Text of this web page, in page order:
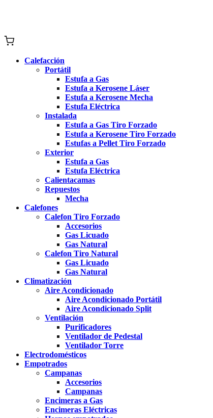
Calefacción
Portátil
Estufa a Gas
Estufa a Kerosene Láser
Estufa a Kerosene Mecha
Estufa Eléctrica
Instalada
Estufa a Gas Tiro Forzado
Estufa a Kerosene Tiro Forzado
Estufas a Pellet Tiro Forzado
Exterior
Estufa a Gas
Estufa Eléctrica
Calientacamas
Repuestos
Mecha
Calefones
Calefon Tiro Forzado
Accesorios
Gas Licuado
Gas Natural
Calefon Tiro Natural
Gas Licuado
Gas Natural
Climatización
Aire Acondicionado
Aire Acondicionado Portátil
Aire Acondicionado Split
Ventilación
Purificadores
Ventilador de Pedestal
Ventilador Torre
Electrodomésticos
Empotrados
Campanas
Accesorios
Campanas
Encimeras a Gas
Encimeras Eléctricas